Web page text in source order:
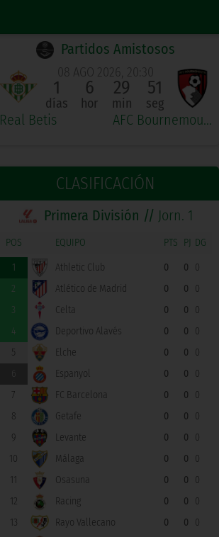
Partidos Amistosos
Real Betis
08 AGO 2026, 20:30
1
días
6
hor
29
min
51
seg
AFC Bournemouth
CLASIFICACIÓN
Primera División // Jorn. 1
POS EQUIPO PTS PJ DG
1 Athletic Club 0 0
0
2
Atlético de Madrid 0 0
0
3
Celta 0 0
0
4
Deportivo Alavés 0 0
0
5
Elche 0 0
0
Espanyol 0 0
0
7
FC Barcelona 0 0
0
8
Getafe 0 0
0
9
Levante 0 0
0
10
Málaga 0 0
0
11
Osasuna 0 0
0
12
Racing 0 0
0
13
Rayo Vallecano 0 0
0